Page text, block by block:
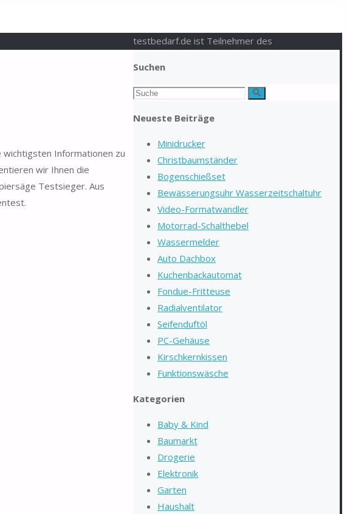
wichtigsten Informationen zu
wir Ihnen die
Testsieger. Aus
Suchen
Suchen
Suche
Neueste Beiträge
Minidrucker
Christbaumständer
Bogenschießset
Bewässerungsuhr Wasserzeitschaltuhr
Video-Formatwandler
Motorrad-Schalthebel
Wassermelder
Auto Dachbox
Kuchenbackautomat
Fondue-Fritteuse
Radialventilator
Seifenduftöl
PC-Gehäuse
Kirschkernkissen
Funktionswäsche
Kategorien
Baby & Kind
Baumarkt
Drogerie
Elektronik
Garten
Haushalt
testbedarf.de ist Teilnehmer des